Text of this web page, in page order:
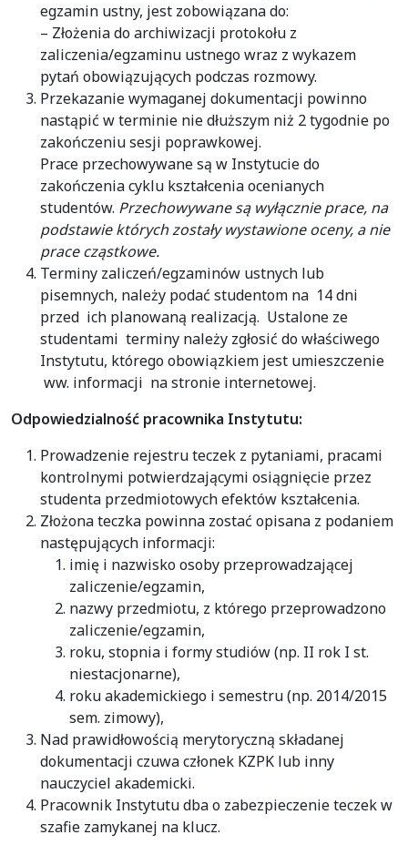
egzamin ustny, jest zobowiązana do:
– Złożenia do archiwizacji protokołu z
zaliczenia/egzaminu ustnego wraz z wykazem
pytań obowiązujących podczas rozmowy.
Przekazanie wymaganej dokumentacji powinno
nastąpić w terminie nie dłuższym niż 2 tygodnie po
zakończeniu sesji poprawkowej.
Prace przechowywane są w Instytucie do
zakończenia cyklu kształcenia ocenianych
studentów. Przechowywane są wyłącznie prace, na
podstawie których zostały wystawione oceny, a nie
prace cząstkowe.
Terminy zaliczeń/egzaminów ustnych lub
pisemnych, należy podać studentom na 14 dni
przed ich planowaną realizacją. Ustalone ze
studentami terminy należy zgłosić do właściwego
Instytutu, którego obowiązkiem jest umieszczenie
ww. informacji na stronie internetowej.
Odpowiedzialność pracownika Instytutu:
Prowadzenie rejestru teczek z pytaniami, pracami
kontrolnymi potwierdzającymi osiągnięcie przez
studenta przedmiotowych efektów kształcenia.
Złożona teczka powinna zostać opisana z podaniem
następujących informacji:
imię i nazwisko osoby przeprowadzającej
zaliczenie/egzamin,
nazwy przedmiotu, z którego przeprowadzono
zaliczenie/egzamin,
roku, stopnia i formy studiów (np. II rok I st.
niestacjonarne),
roku akademickiego i semestru (np. 2014/2015
sem. zimowy),
Nad prawidłowością merytoryczną składanej
dokumentacji czuwa członek KZPK lub inny
nauczyciel akademicki.
Pracownik Instytutu dba o zabezpieczenie teczek w
szafie zamykanej na klucz.